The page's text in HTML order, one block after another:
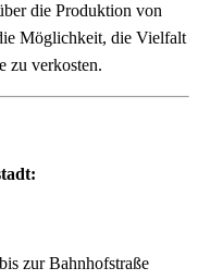
die Produktion von
Möglichkeit, die Vielfalt
zu verkosten.
zur Bahnhofstraße